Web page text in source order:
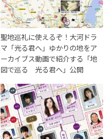
聖地巡礼に使えるぞ！大河ドラ
マ「光る君へ」ゆかりの地をア
ーカイブス動画で紹介する「地
図で巡る 光る君へ」公開